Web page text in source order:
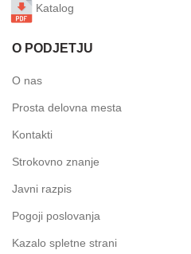
Katalog
O PODJETJU
O nas
Prosta delovna mesta
Kontakti
Strokovno znanje
Javni razpis
Pogoji poslovanja
Kazalo spletne strani